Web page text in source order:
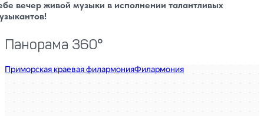
вечер живой музыки в исполнении талантливых
Панорама 360°